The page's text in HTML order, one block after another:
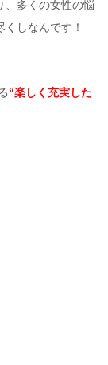
、多くの女性の悩
しなんです！
“楽しく充実した